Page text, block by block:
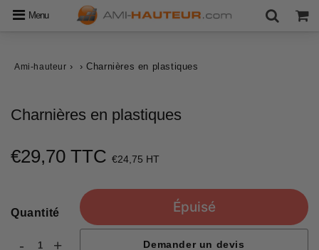
Menu
Ami-hauteur › › Charnières en plastiques
Charnières en plastiques
€29,70 TTC €24,75 HT
Quantité
- +
Épuisé
Demander un devis